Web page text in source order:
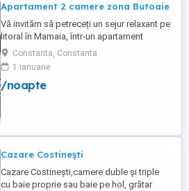
Apartament 2 camere zona Butoaie
Vă invităm să petreceți un sejur relaxant pe
litoral în Mamaia, într-un apartament
modern, situat în complexul Moonlight,
Residence, zona centrală una dintre cele
mai căutate locații din stațiune. Locație
excelentă la doar câțiva pași de plajă,
Constanta, Constanta
1 ianuarie
/noapte
Cazare Costinești
Cazare Costinești,camere duble și triple
cu baie proprie sau baie pe hol, grătar